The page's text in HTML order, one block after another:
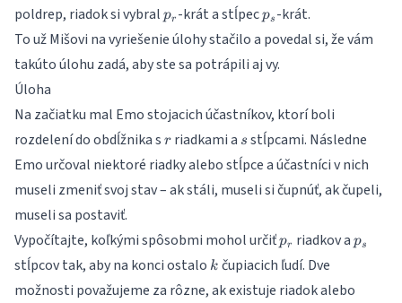
poldrep, riadok si vybral p_r
pr -krát a stĺpecp_s
ps -krát.
To už Mišovi na vyriešenie úlohy stačilo a povedal si, že vám
takúto úlohu zadá, aby ste sa potrápili aj vy.
Úloha
Na začiatku mal Emo stojacich účastníkov, ktorí boli
rozdelení do obdĺžnika s r
r riadkami a s
s stĺpcami. Následne
Emo určoval niektoré riadky alebo stĺpce a účastníci v nich
museli zmeniť svoj stav – ak stáli, museli si čupnúť, ak čupeli,
museli sa postaviť.
Vypočítajte, koľkými spôsobmi mohol určiťp_r
pr riadkov a p_s
ps
stĺpcov tak, aby na konci ostalo k
k čupiacich ľudí. Dve
možnosti považujeme za rôzne, ak existuje riadok alebo